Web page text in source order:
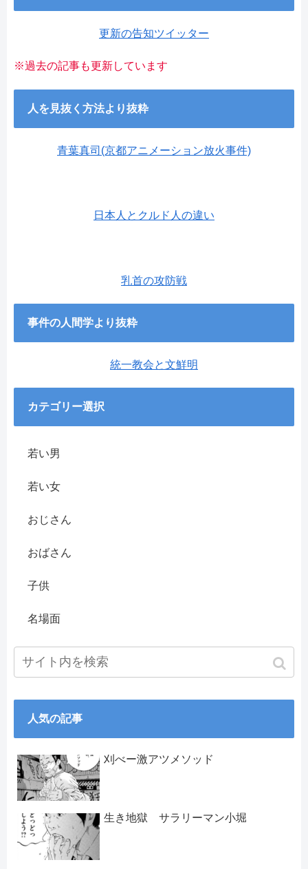
更新の告知ツイッター
※過去の記事も更新しています
人を見抜く方法より抜粋
青葉真司(京都アニメーション放火事件)
日本人とクルド人の違い
乳首の攻防戦
事件の人間学より抜粋
統一教会と文鮮明
カテゴリー選択
若い男
若い女
おじさん
おばさん
子供
名場面
人気の記事
刈べー激アツメソッド
生き地獄 サラリーマン小堀